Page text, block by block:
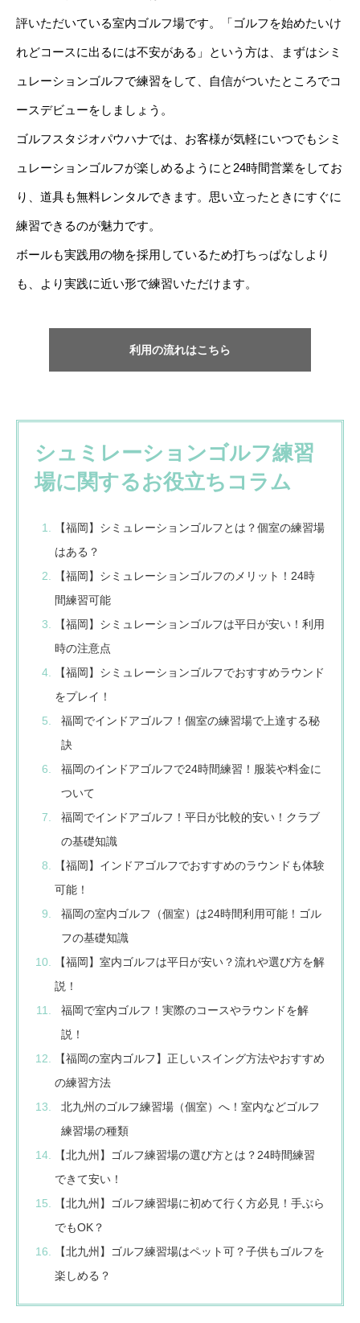
評いただいている室内ゴルフ場です。「ゴルフを始めたいけ
れどコースに出るには不安がある」という方は、まずはシミ
ュレーションゴルフで練習をして、自信がついたところでコ
ースデビューをしましょう。
ゴルフスタジオパウハナでは、お客様が気軽にいつでもシミ
ュレーションゴルフが楽しめるようにと24時間営業をしてお
り、道具も無料レンタルできます。思い立ったときにすぐに
練習できるのが魅力です。
ボールも実践用の物を採用しているため打ちっぱなしより
も、より実践に近い形で練習いただけます。
利用の流れはこちら
シュミレーションゴルフ練習
場に関するお役立ちコラム
【福岡】シミュレーションゴルフとは？個室の練習場
はある？
【福岡】シミュレーションゴルフのメリット！24時
間練習可能
【福岡】シミュレーションゴルフは平日が安い！利用
時の注意点
【福岡】シミュレーションゴルフでおすすめラウンド
をプレイ！
福岡でインドアゴルフ！個室の練習場で上達する秘
訣
福岡のインドアゴルフで24時間練習！服装や料金に
ついて
福岡でインドアゴルフ！平日が比較的安い！クラブ
の基礎知識
【福岡】インドアゴルフでおすすめのラウンドも体験
可能！
福岡の室内ゴルフ（個室）は24時間利用可能！ゴル
フの基礎知識
【福岡】室内ゴルフは平日が安い？流れや選び方を解
説！
福岡で室内ゴルフ！実際のコースやラウンドを解
説！
【福岡の室内ゴルフ】正しいスイング方法やおすすめ
の練習方法
北九州のゴルフ練習場（個室）へ！室内などゴルフ
練習場の種類
【北九州】ゴルフ練習場の選び方とは？24時間練習
できて安い！
【北九州】ゴルフ練習場に初めて行く方必見！手ぶら
でもOK？
【北九州】ゴルフ練習場はペット可？子供もゴルフを
楽しめる？